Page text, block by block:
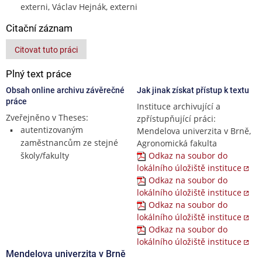
externi, Václav Hejnák, externi
Citační záznam
Citovat tuto práci
Plný text práce
Obsah online archivu závěrečné
práce
Zveřejněno v Theses:
autentizovaným
zaměstnancům ze stejné
školy/fakulty
Jak jinak získat přístup k textu
Instituce archivující a
zpřístupňující práci:
Mendelova univerzita v Brně,
Agronomická fakulta
Odkaz na soubor do
lokálního úložiště instituce
Odkaz na soubor do
lokálního úložiště instituce
Odkaz na soubor do
lokálního úložiště instituce
Odkaz na soubor do
lokálního úložiště instituce
Mendelova univerzita v Brně